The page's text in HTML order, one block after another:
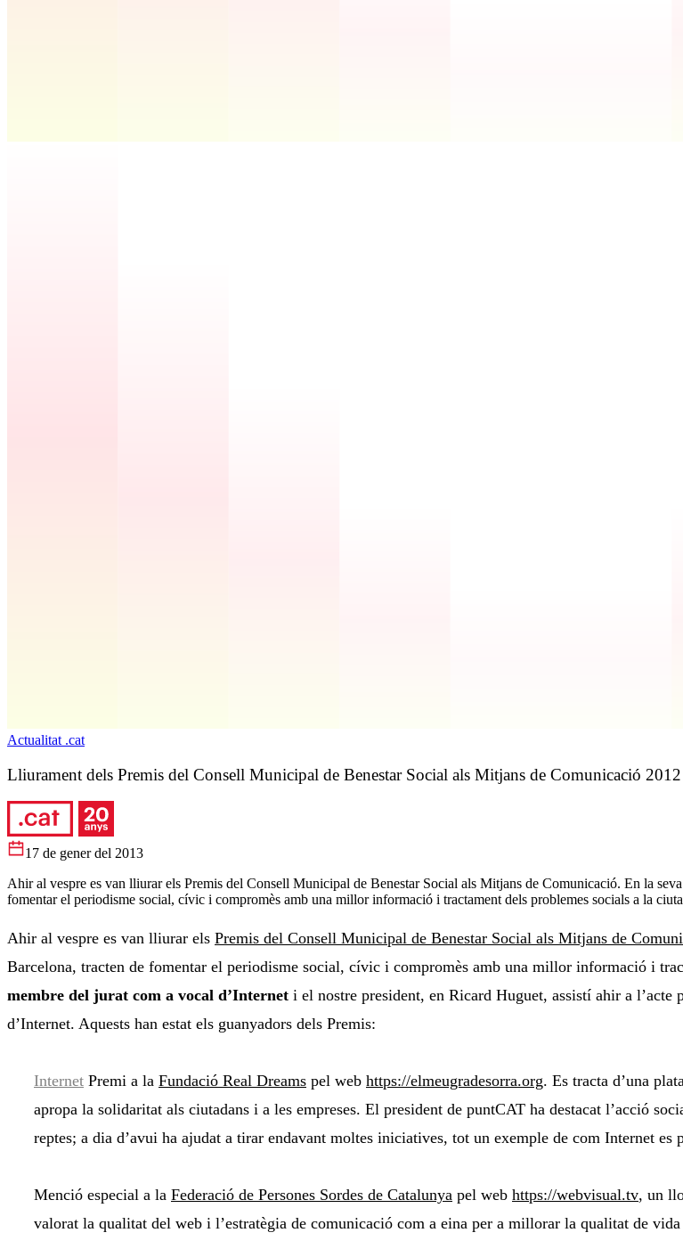
Actualitat .cat
Lliurament dels Premis del Consell Municipal de Benestar Social als Mitjans de Comunicació 2012
17 de gener del 2013
Ahir al vespre es van lliurar els Premis del Consell Municipal de Benestar Social als Mitjans de Comunicació. En la
fomentar el periodisme social, cívic i compromès amb una millor informació i tractament dels problemes socials a la
Ahir al vespre es van lliurar els Premis del Consell Municipal de Benestar Social als Mitjans de
Barcelona, tracten de fomentar el periodisme social, cívic i compromès amb una millor informació i
membre del jurat com a vocal d’Internet i el nostre president, en Ricard Huguet, assistí ahir a
d’Internet. Aquests han estat els guanyadors dels Premis:
Internet Premi a la Fundació Real Dreams pel web https://elmeugradesorra.org. Es tracta d’una
apropa la solidaritat als ciutadans i a les empreses. El president de puntCAT ha destacat l’acció
reptes; a dia d’avui ha ajudat a tirar endavant moltes iniciatives, tot un exemple de com Internet es
Menció especial a la Federació de Persones Sordes de Catalunya pel web https://webvisual.tv, un
valorat la qualitat del web i l’estratègia de comunicació com a eina per a millorar la qualitat de